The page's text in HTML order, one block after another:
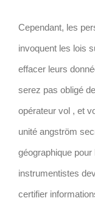
Cependant, les
invoquent les lois
effacer leurs
serez pas obligé
opérateur vol , et
unité angström
géographique
instrumentistes
certifier